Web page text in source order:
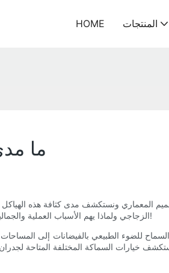
HOME المنتجات
ما
ونستكشف مدى كثافة هذه الهياكل
الزجاجي ولماذا يهم الأسباب العملية والجمالية. استعد للدهشة من الأعجوبة الهندسية وراء هذه الأعجوبة الحديثة!
للضوء الطبيعي بالفيضانات إلى المساحات